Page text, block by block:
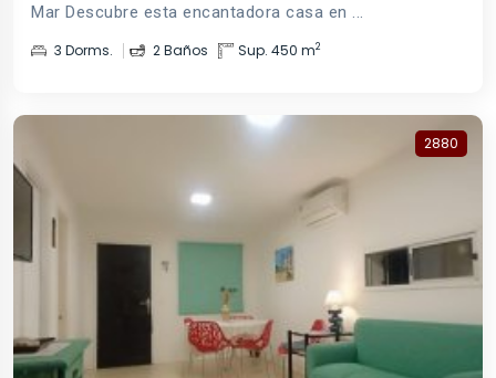
Mar Descubre esta encantadora casa en ...
3 Dorms. 2 Baños Sup. 450 m2
2880